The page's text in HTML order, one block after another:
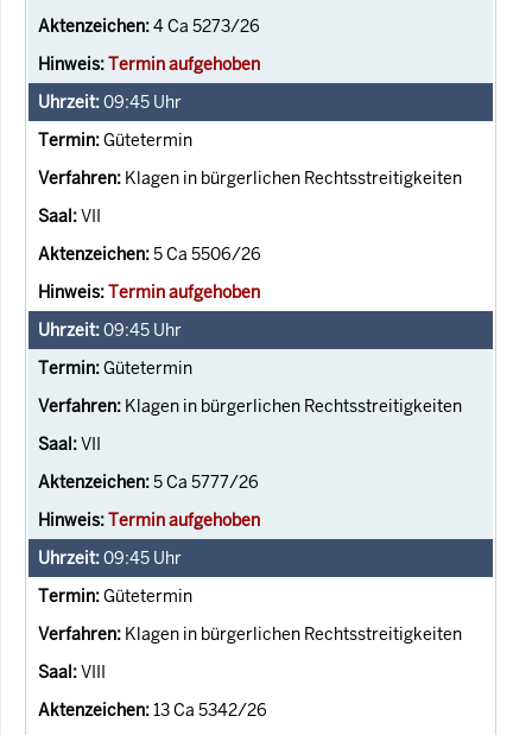
4 Ca 5273/26
Termin aufgehoben
09:45 Uhr
Gütetermin
Klagen in bürgerlichen Rechtsstreitigkeiten
VII
5 Ca 5506/26
Termin aufgehoben
09:45 Uhr
Gütetermin
Klagen in bürgerlichen Rechtsstreitigkeiten
VII
5 Ca 5777/26
Termin aufgehoben
09:45 Uhr
Gütetermin
Klagen in bürgerlichen Rechtsstreitigkeiten
VIII
13 Ca 5342/26